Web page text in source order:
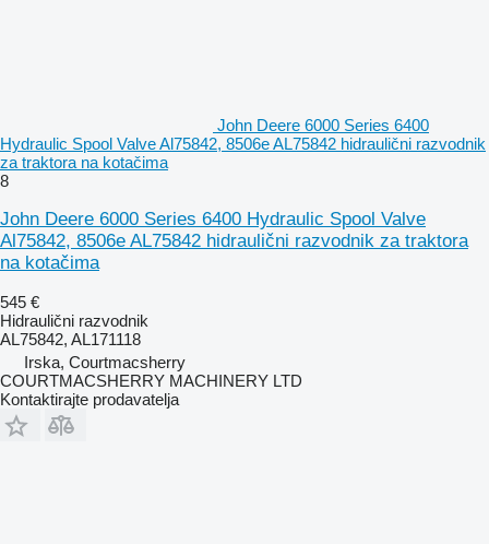
John Deere 6000 Series 6400
Hydraulic Spool Valve Al75842, 8506e AL75842 hidraulični razvodnik
za traktora na kotačima
8
John Deere 6000 Series 6400 Hydraulic Spool Valve
Al75842, 8506e AL75842 hidraulični razvodnik za traktora
na kotačima
545 €
Hidraulični razvodnik
AL75842, AL171118
Irska, Courtmacsherry
COURTMACSHERRY MACHINERY LTD
Kontaktirajte prodavatelja